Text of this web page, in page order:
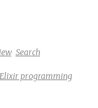
Search
Elixir programming